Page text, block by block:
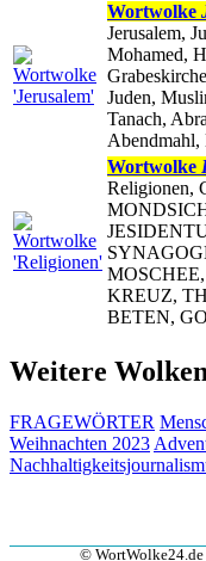
Wortwolke
Jerusalem,
Mohamed,
Juden,
Tanach,
Abendmahl,
Wortwolke
Religionen,
KREUZ,
BETEN,
Weitere
FRAGEWÖRTER
Weihnachten 2023
© WortWolke24.de